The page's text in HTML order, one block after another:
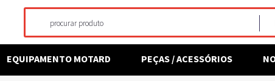
EQUIPAMENTO MOTARD PEÇAS / ACESSÓRIOS